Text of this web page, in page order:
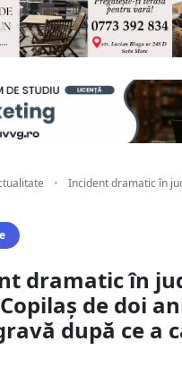
•
Incident dramatic în
dramatic în
de doi
după ce a